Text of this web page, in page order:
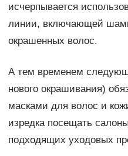
исчерпывается
линии, включающей
окрашенных волос.
А тем временем
нового окрашивания)
масками для волос и
изредка посещать
подходящих уходовых